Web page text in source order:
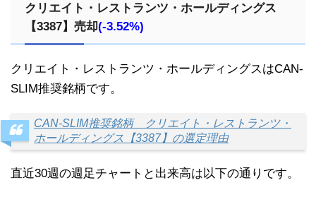
クリエイト・レストランツ・ホールディングス
【3387】売却(-3.52%)
クリエイト・レストランツ・ホールディングスはCAN-
SLIM推奨銘柄です。
CAN-SLIM推奨銘柄 クリエイト・レストランツ・
ホールディングス【3387】の選定理由
直近30週の週足チャートと出来高は以下の通りです。